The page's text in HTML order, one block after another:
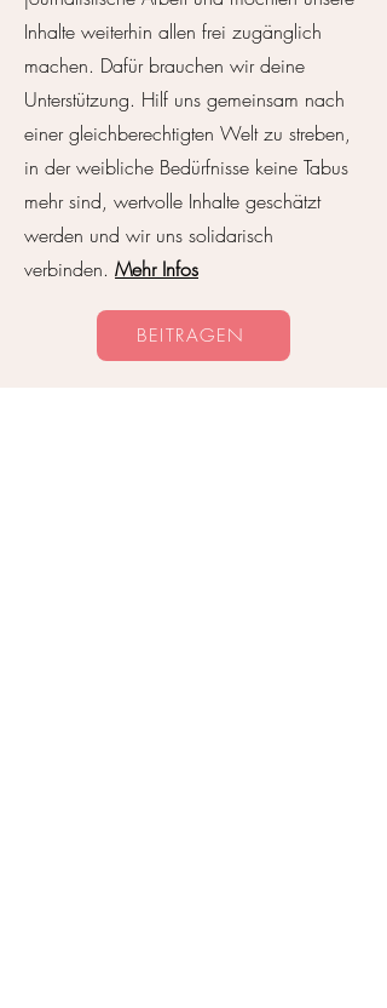
Inhalte weiterhin allen frei zugänglich
machen. Dafür brauchen wir deine
Unterstützung. Hilf uns gemeinsam nach
einer gleichberechtigten Welt zu streben,
in der weibliche Bedürfnisse keine Tabus
mehr sind, wertvolle Inhalte geschätzt
werden und wir uns solidarisch
verbinden. Mehr Infos
BEITRAGEN